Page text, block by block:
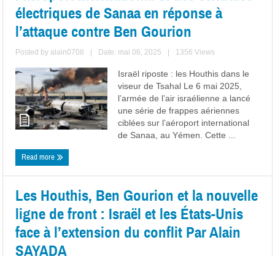
électriques de Sanaa en réponse à
l’attaque contre Ben Gourion
Posted byalain0708 Date: mai 06, 2025 1356 Views
Israël riposte : les Houthis dans le
viseur de Tsahal Le 6 mai 2025,
l’armée de l’air israélienne a lancé
une série de frappes aériennes
ciblées sur l’aéroport international
de Sanaa, au Yémen. Cette ...
Read more
Les Houthis, Ben Gourion et la nouvelle
ligne de front : Israël et les États-Unis
face à l’extension du conflit Par Alain
SAYADA